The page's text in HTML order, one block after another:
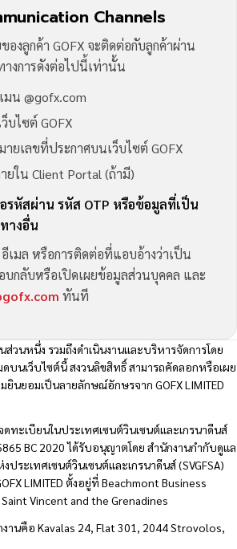
Channels
องลูกค้า GOFX จะติดต่อกับลูกค้าผ่าน
างการดังต่อไปนี้เท่านั้น
มน @gofx.com
บไซต์ GOFX
ยเลขที่ประกาศบนเว็บไซต์ GOFX
ยใน Client Portal (ถ้ามี)
อรหัสผ่าน รหัส OTP หรือข้อมูลที่เป็น
างอื่น
เมล หรือการติดต่อที่แอบอ้างว่าเป็น
บกลับหรือเปิดเผยข้อมูลส่วนบุคคล และ
ทันที
ส่วนหนึ่ง รวมถึงดำเนินงานและบริหารจัดการโดย
ดบนเว็บไซต์นี้ สงวนลิขสิทธิ์ สามารถคัดลอกหรือเผย
ยินยอมเป็นลายลักษณ์อักษรจาก GOFX LIMITED
ดทะเบียนในประเทศเซนต์วินเซนต์และเกรนาดีนส์
BC 2020 ได้รับอนุญาตโดย สำนักงานกำกับดูแล
ประเทศเซนต์วินเซนต์และเกรนาดีนส์ (SVGFSA)
LIMITED ตั้งอยู่ที่ Beachmont Business
Vincent and the Grenadines
งานคือ Kavalas 24, Flat 301, 2044 Strovolos,